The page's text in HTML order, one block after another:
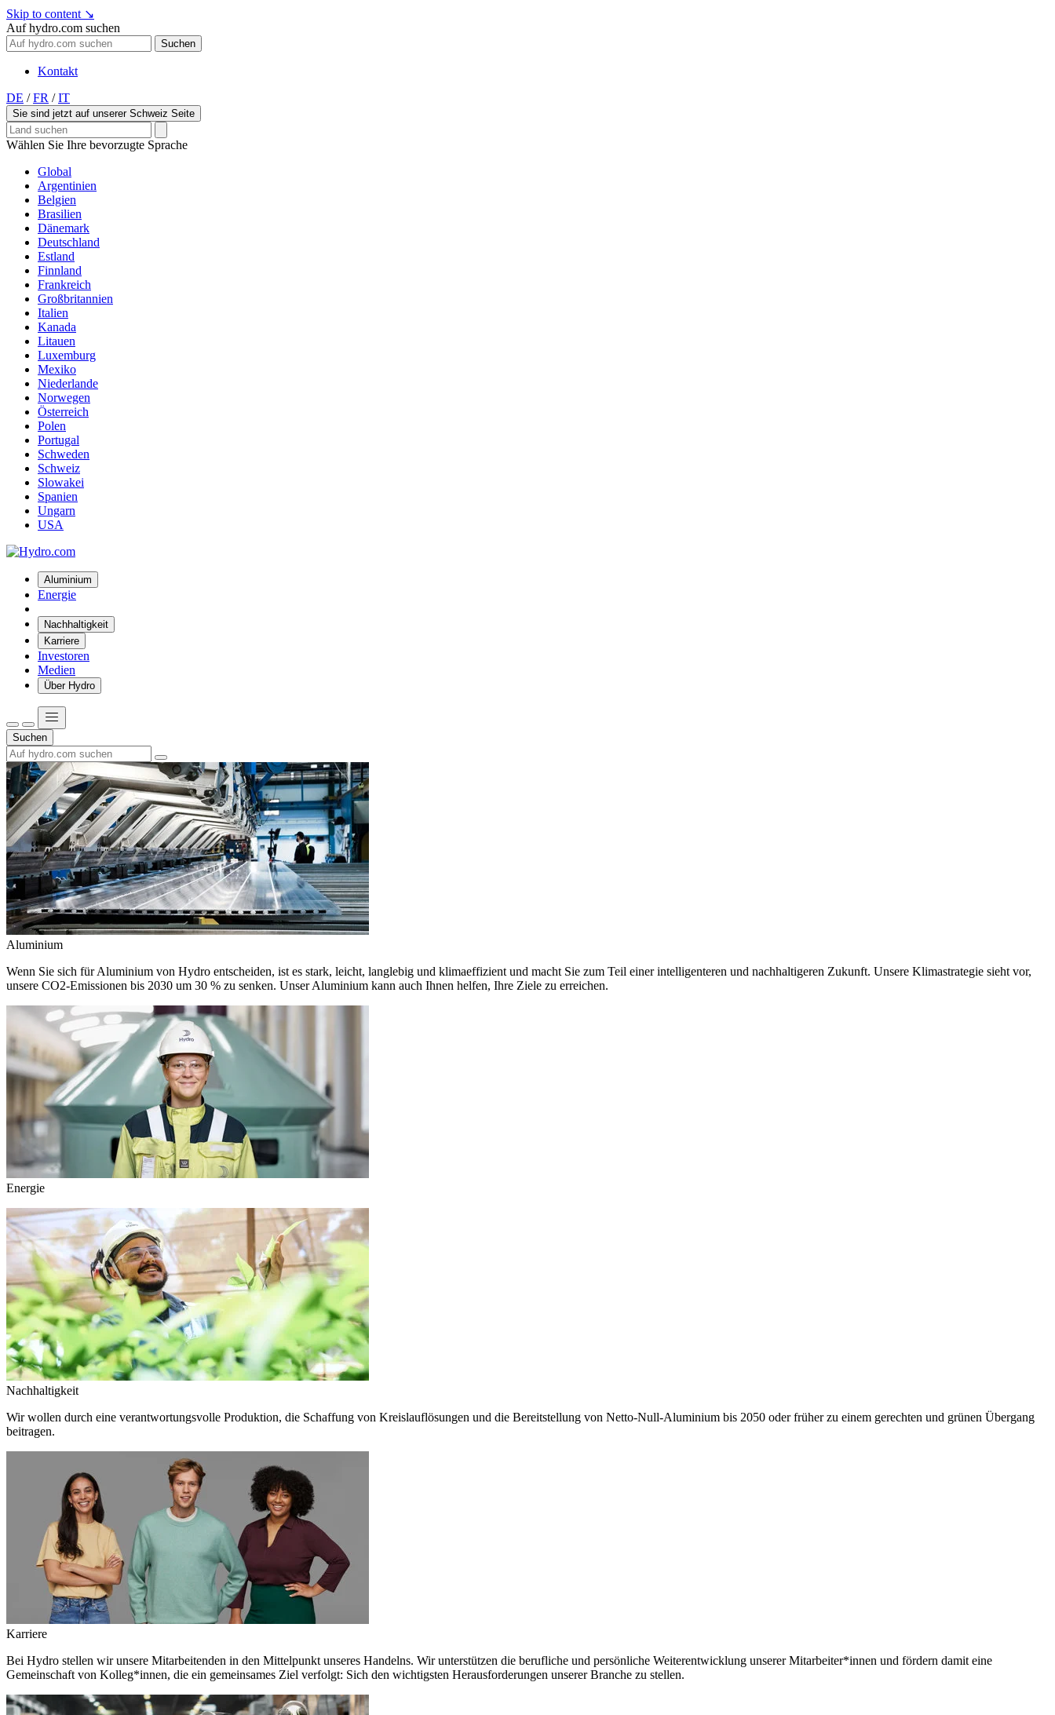
Skip to content ↘
Auf hydro.com suchen
Suchen
Kontakt
DE / FR / IT
Sie sind jetzt auf unserer Schweiz Seite
Wählen Sie Ihre bevorzugte Sprache
Global
Argentinien
Belgien
Brasilien
Dänemark
Deutschland
Estland
Finnland
Frankreich
Großbritannien
Italien
Kanada
Litauen
Luxemburg
Mexiko
Niederlande
Norwegen
Österreich
Polen
Portugal
Schweden
Schweiz
Slowakei
Spanien
Ungarn
USA
Aluminium
Energie
Nachhaltigkeit
Karriere
Investoren
Medien
Über Hydro
Suchen
Aluminium
Wenn Sie sich für Aluminium von Hydro entscheiden, ist es stark, leicht, langlebig und klimaeffizient und macht Sie zum Teil einer intelligenteren und nachhaltigeren Zukunft. Unsere Klimastrategie sieht vor,
unsere CO2-Emissionen bis 2030 um 30 % zu senken. Unser Aluminium kann auch Ihnen helfen, Ihre Ziele zu erreichen.
Energie
Nachhaltigkeit
Wir wollen durch eine verantwortungsvolle Produktion, die Schaffung von Kreislauflösungen und die Bereitstellung von Netto-Null-Aluminium bis 2050 oder früher zu einem gerechten und grünen Übergang
beitragen.
Karriere
Bei Hydro stellen wir unsere Mitarbeitenden in den Mittelpunkt unseres Handelns. Wir unterstützen die berufliche und persönliche Weiterentwicklung unserer Mitarbeiter*innen und fördern damit eine
Gemeinschaft von Kolleg*innen, die ein gemeinsames Ziel verfolgt: Sich den wichtigsten Herausforderungen unserer Branche zu stellen.